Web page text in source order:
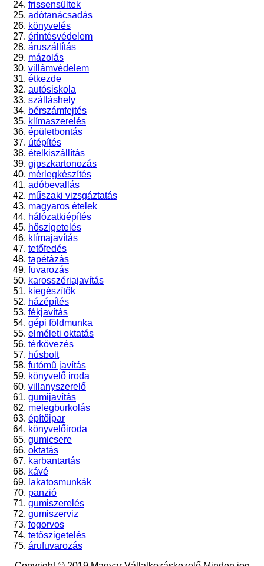
frissensültek
adótanácsadás
könyvelés
érintésvédelem
áruszállítás
mázolás
villámvédelem
étkezde
autósiskola
szálláshely
bérszámfejtés
klímaszerelés
épületbontás
útépítés
ételkiszállítás
gipszkartonozás
mérlegkészítés
adóbevallás
műszaki vizsgáztatás
magyaros ételek
hálózatkiépítés
hőszigetelés
klímajavítás
tetőfedés
tapétázás
fuvarozás
karosszériajavítás
kiegészítők
házépítés
fékjavítás
gépi földmunka
elméleti oktatás
térkövezés
húsbolt
futómű javítás
könyvelő iroda
villanyszerelő
gumijavítás
melegburkolás
építőipar
könyvelőiroda
gumicsere
oktatás
karbantartás
kávé
lakatosmunkák
panzió
gumiszerelés
gumiszerviz
fogorvos
tetőszigetelés
árufuvarozás